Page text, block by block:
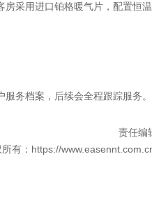
采用进口铂格暖气片，配置恒
务档案，后续会全程跟踪服务。
责任编
所有：https://